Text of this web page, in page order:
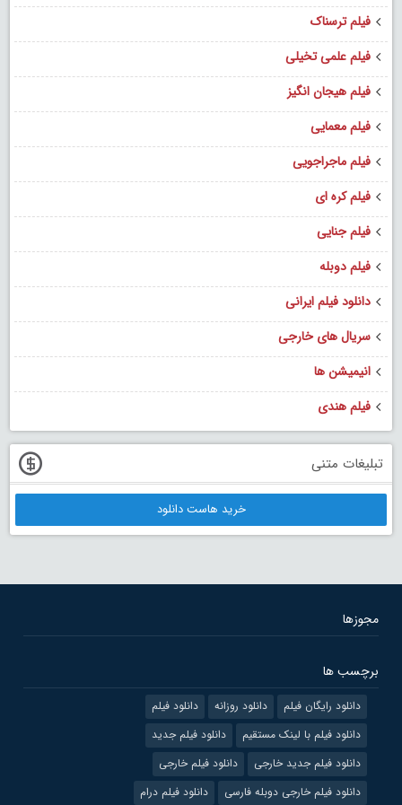
فیلم ترسناک
فیلم علمی تخیلی
فیلم هیجان انگیز
فیلم معمایی
فیلم ماجراجویی
فیلم کره ای
فیلم جنایی
فیلم دوبله
دانلود فیلم ایرانی
سریال های خارجی
انیمیشن ها
فیلم هندی
تبلیغات متنی
خرید هاست دانلود
مجوزها
برچسب ها
دانلود رایگان فیلم دانلود روزانه
دانلود فیلم
دانلود فیلم با لینک مستقیم
دانلود فیلم جدید
دانلود فیلم جدید خارجی
دانلود فیلم خارجی
دانلود فیلم خارجی دوبله فارسی
دانلود فیلم درام